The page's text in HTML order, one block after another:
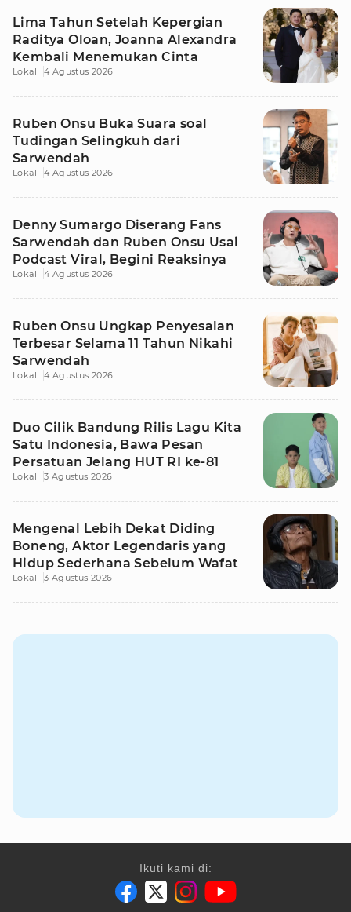
Lima Tahun Setelah Kepergian
Raditya Oloan, Joanna Alexandra
Kembali Menemukan Cinta
Lokal 4 Agustus 2026
Ruben Onsu Buka Suara soal
Tudingan Selingkuh dari
Sarwendah
Lokal 4 Agustus 2026
Denny Sumargo Diserang Fans
Sarwendah dan Ruben Onsu Usai
Podcast Viral, Begini Reaksinya
Lokal 4 Agustus 2026
Ruben Onsu Ungkap Penyesalan
Terbesar Selama 11 Tahun Nikahi
Sarwendah
Lokal 4 Agustus 2026
Duo Cilik Bandung Rilis Lagu Kita
Satu Indonesia, Bawa Pesan
Persatuan Jelang HUT RI ke-81
Lokal 3 Agustus 2026
Mengenal Lebih Dekat Diding
Boneng, Aktor Legendaris yang
Hidup Sederhana Sebelum Wafat
Lokal 3 Agustus 2026
Ikuti kami di: